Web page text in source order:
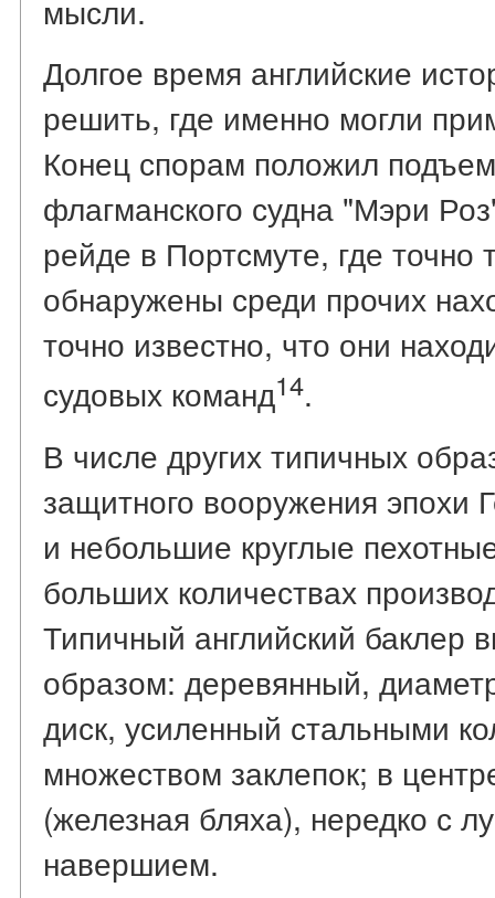
мысли.
Долгое время английские
решить, где именно могли
Конец спорам положил
флагманского судна "Мэри
рейде в Портсмуте, где
обнаружены среди прочих
точно известно, что они
судовых команд14.
В числе других типичных
защитного вооружения эпохи
и небольшие круглые
больших количествах
Типичный английский баклер
образом: деревянный,
диск, усиленный стальными
множеством заклепок; в
(железная бляха), нередко с
навершием.